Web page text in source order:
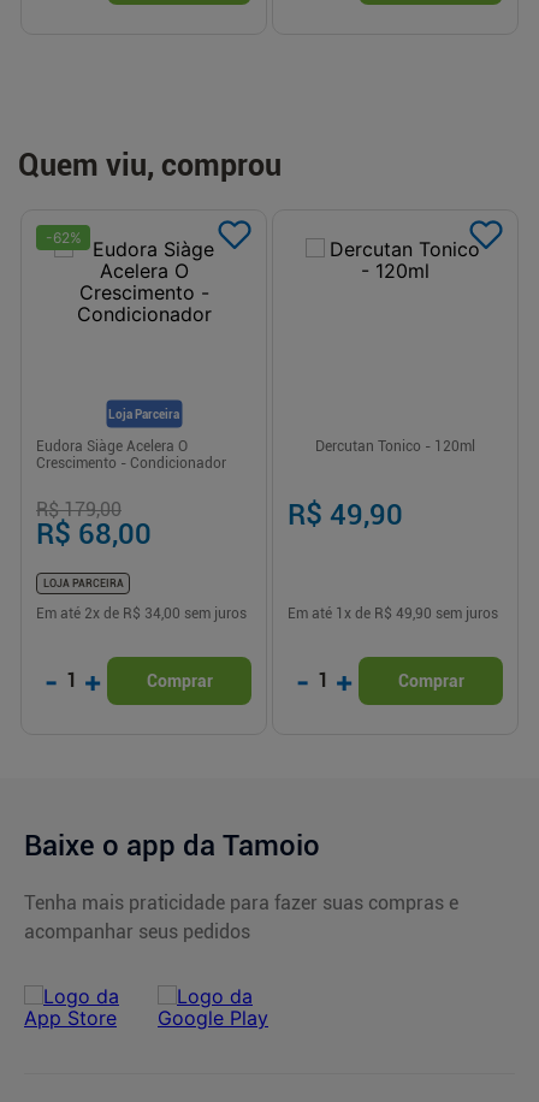
Quem viu, comprou
Loja Parceira
-62%
Eudora Siàge Acelera O
Crescimento - Condicionador
R$ 179,00
R$ 68,00
LOJA PARCEIRA
Em até 2x de R$ 34,00 sem juros
- 1 + Comprar
Dercutan Tonico - 120ml
R$ 49,90
Em até 1 x de R$ 49,90 sem juros
- 1 + Comprar
Baixe o app da Tamoio
Tenha mais praticidade para fazer suas compras e
acompanhar seus pedidos